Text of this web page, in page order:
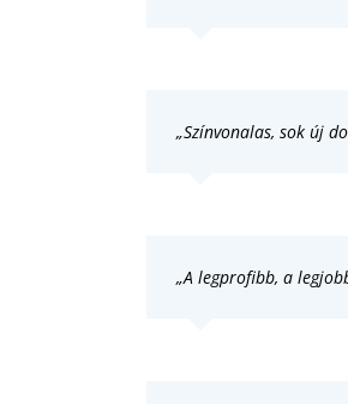
„Színvonalas, sok új
„A legprofibb, a